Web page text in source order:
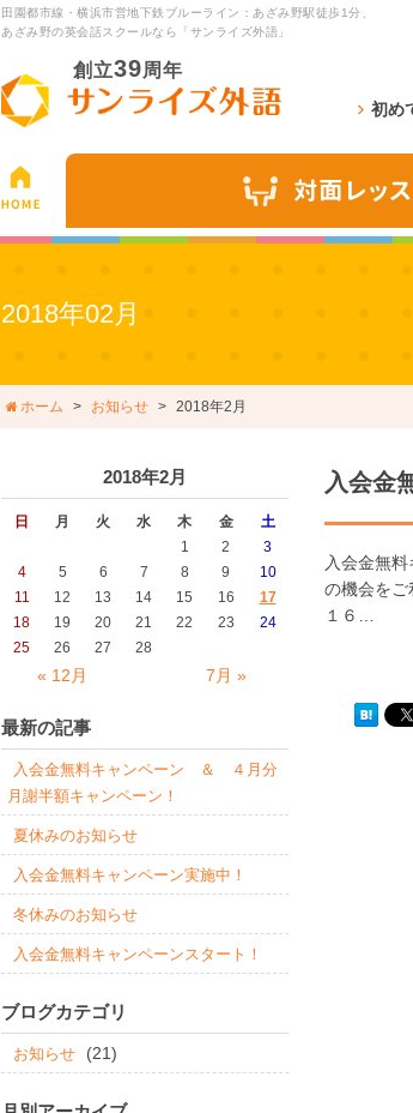
田園都市線・横浜市営地下鉄ブルーライン：あざみ野駅徒歩1分、
あざみ野の英会話スクールなら「サンライズ外語」
創立39周年
初め
2018年02月
ホーム お知らせ 2018年2月
入会金
入会金無
の機会を
１６…
2018年2月
日 月 火 水 木 金 土
« 12月 7月 »
1 2
3
4
5 6 7 8 9
10
11
12 13 14 15 16
17
18
19 20 21 22 23
24
25
26 27 28
最新の記事
入会金無料キャンペーン ＆ ４月分
月謝半額キャンペーン！
夏休みのお知らせ
入会金無料キャンペーン実施中！
冬休みのお知らせ
入会金無料キャンペーンスタート！
ブログカテゴリ
お知らせ (21)